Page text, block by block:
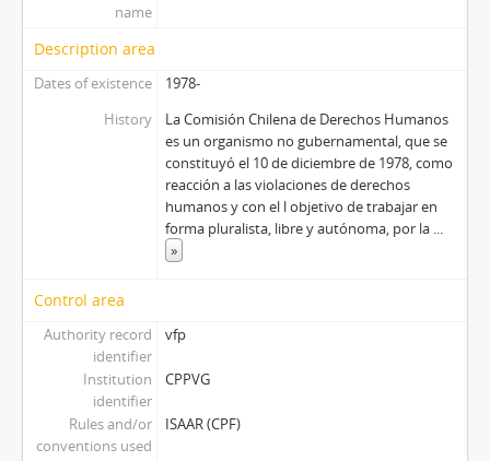
name
Description area
Dates of existence
1978-
History
La Comisión Chilena de Derechos Humanos
es un organismo no gubernamental, que se
constituyó el 10 de diciembre de 1978, como
reacción a las violaciones de derechos
humanos y con el l objetivo de trabajar en
forma pluralista, libre y autónoma, por la ...
»
Control area
Authority record
identifier
vfp
Institution
identifier
CPPVG
Rules and/or
conventions used
ISAAR (CPF)